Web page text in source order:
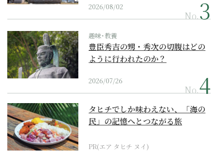
2026/08/02
No.
趣味･教養
豊臣秀吉の甥・秀次の切腹はどの
ように行われたのか？
2026/07/26
No.
タヒチでしか味わえない、「海の
民」の記憶へとつながる旅
PR(エア タヒチ ヌイ)